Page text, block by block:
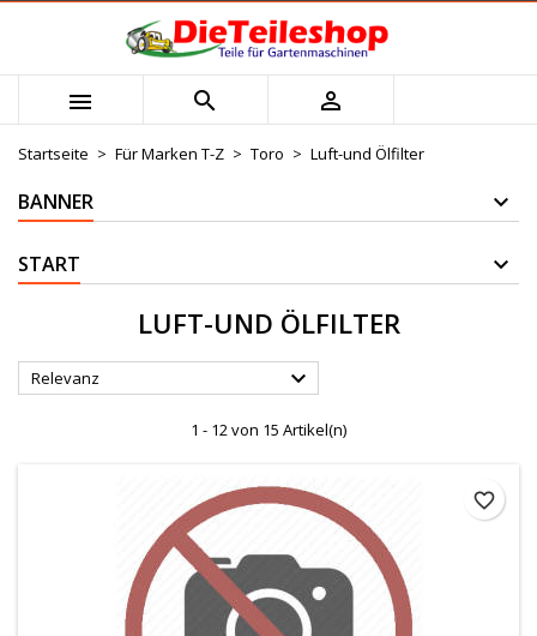
  
Startseite Für Marken T-Z Toro Luft-und Ölfilter
BANNER
START
LUFT-UND ÖLFILTER
Relevanz 
1 - 12 von 15 Artikel(n)
favorite_border
Mijn verlanglijst
add_circle_outline Maak nieuwe lijst
((modalTitle))
((confirmMessage))
Wunschliste erstellen
Name der Wunschliste
Anmelden
Sie müssen angemeldet sein, um Artikel Ihrer
Wunschliste hinzufügen zu können.